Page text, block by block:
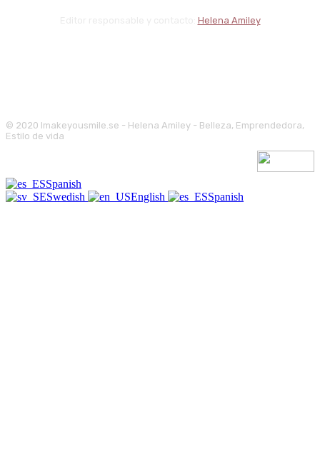
Helena Amiley
© 2020 Imakeyousmile.se - Helena Amiley - Belleza, Emprendedora,
Estilo de vida
Spanish
Swedish
English Spanish